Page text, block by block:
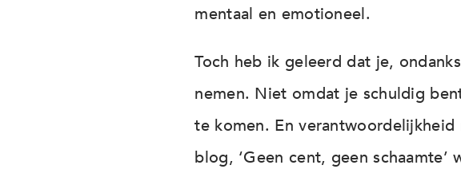
mentaal en emotioneel.
Toch heb ik geleerd dat je,
nemen. Niet omdat je schuldig
te komen. En
blog, ‘Geen cent, geen